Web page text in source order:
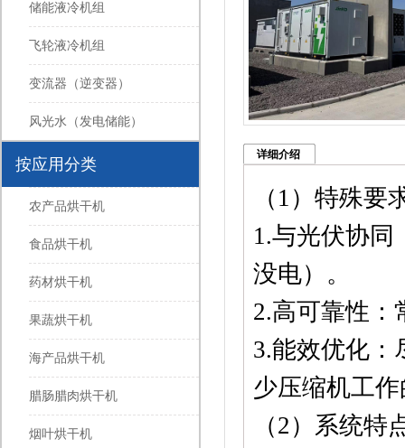
储能液冷机组
飞轮液冷机组
变流器（逆变器）
风光水（发电储能）
按应用分类
农产品烘干机
食品烘干机
药材烘干机
果蔬烘干机
海产品烘干机
腊肠腊肉烘干机
烟叶烘干机
详细介绍
（1）特殊要
1.与光伏协同
没电）。
2.高可靠性：
3.能效优化：
少压缩机工
（2）系统特